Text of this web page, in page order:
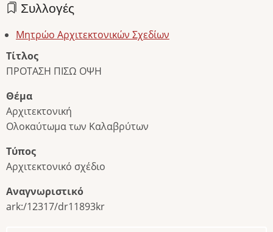
Συλλογές
Μητρώο Αρχιτεκτονικών Σχεδίων
Τίτλος
ΠΡΟΤΑΣΗ ΠΙΣΩ ΟΨΗ
Θέμα
Αρχιτεκτονική
Ολοκαύτωμα των Καλαβρύτων
Τύπος
Αρχιτεκτονικό σχέδιο
Αναγνωριστικό
ark:/12317/dr11893kr